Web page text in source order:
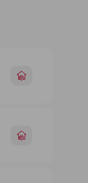
Choisir
Choisir